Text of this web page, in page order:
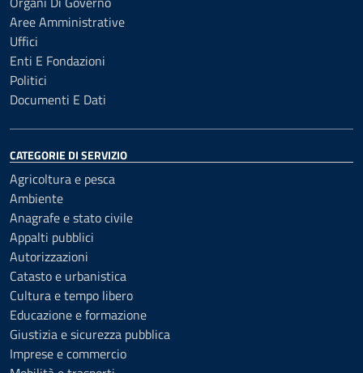
Aree Amministrative
Uffici
Enti E Fondazioni
Politici
Documenti E Dati
CATEGORIE DI SERVIZIO
Agricoltura e pesca
Ambiente
Anagrafe e stato civile
Appalti pubblici
Autorizzazioni
Catasto e urbanistica
Cultura e tempo libero
Educazione e formazione
Giustizia e sicurezza pubblica
Imprese e commercio